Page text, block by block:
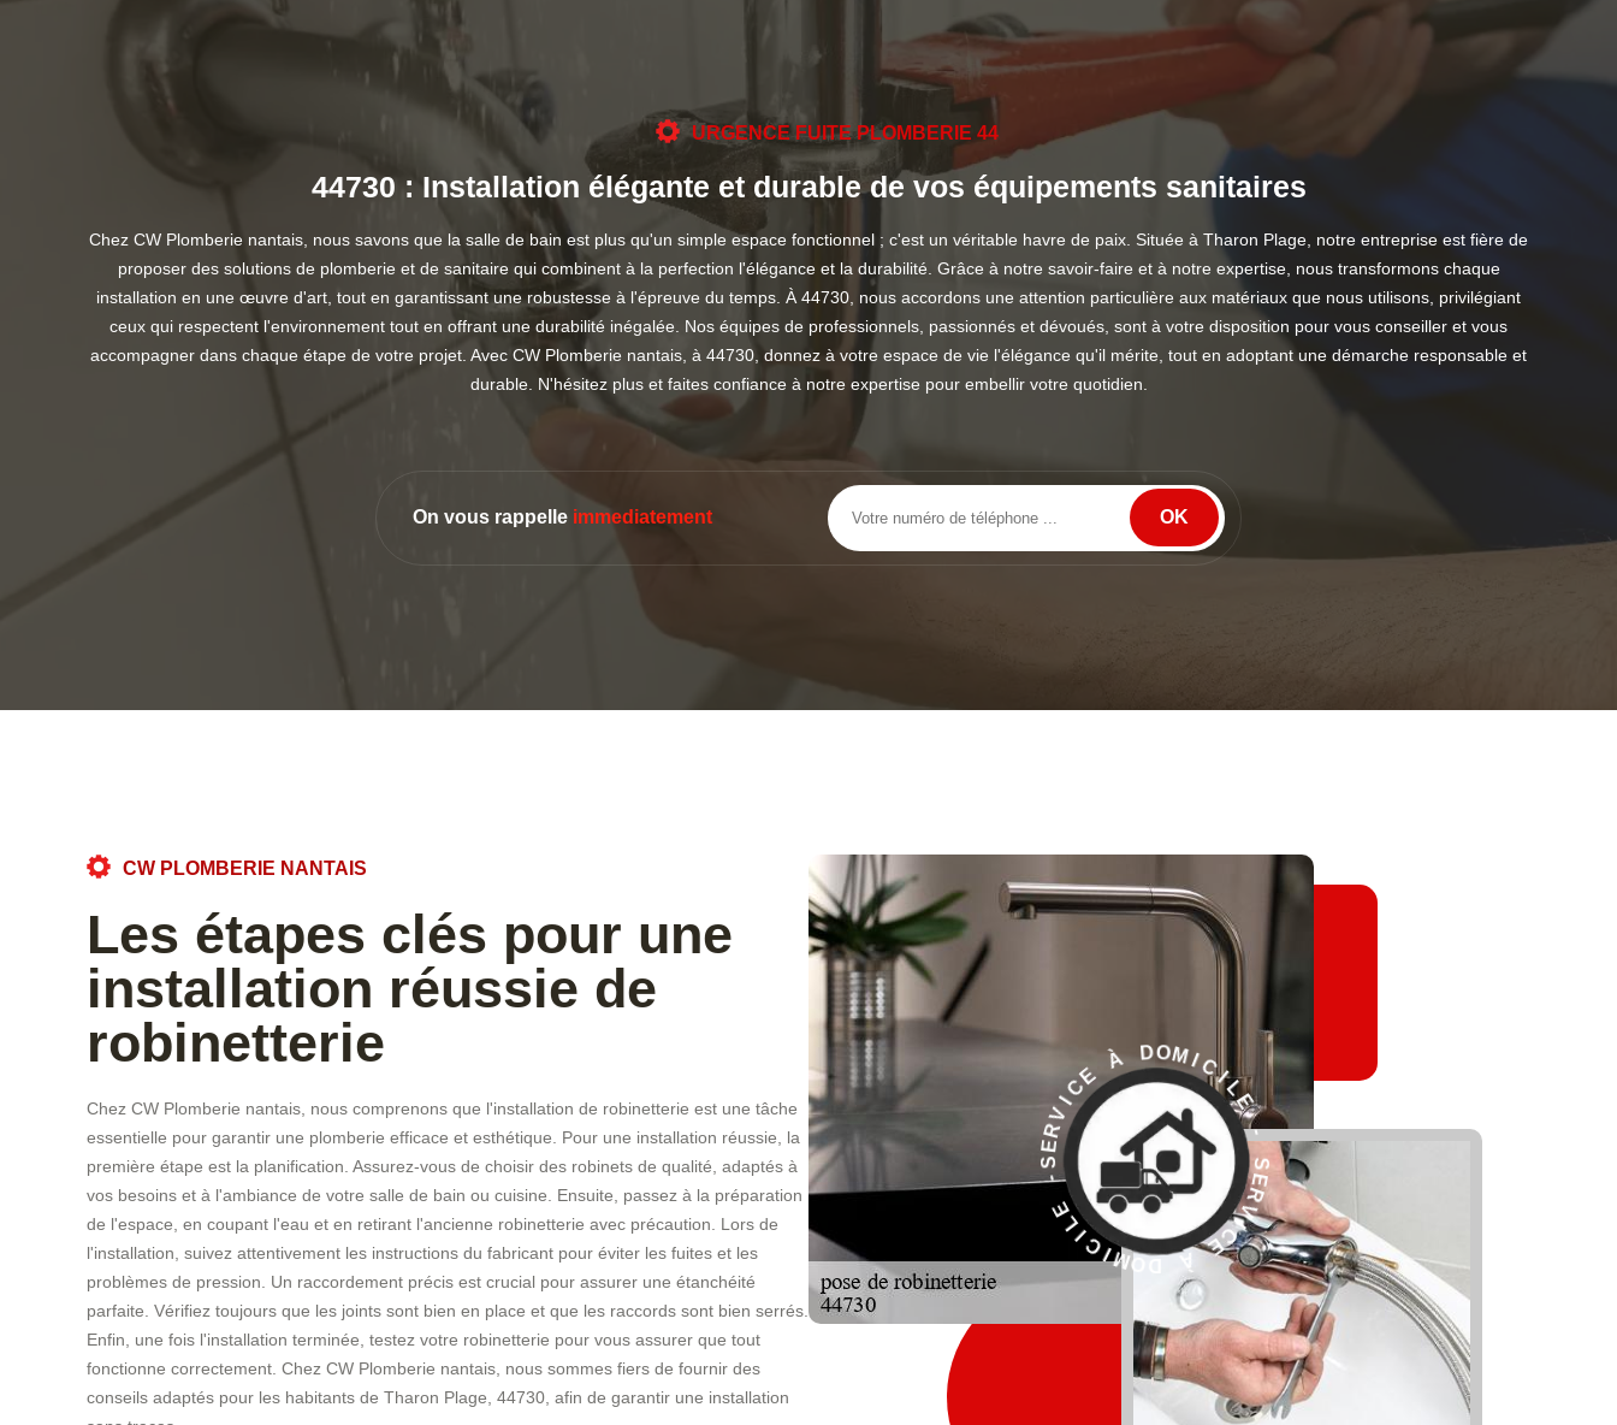
URGENCE FUITE PLOMBERIE 44
44730 : Installation élégante et durable de vos équipements sanitaires
Chez CW Plomberie nantais, nous savons que la salle de bain est plus qu'un simple espace fonctionnel ; c'est un véritable havre de paix. Située à Tharon Plage, notre entreprise est fière de
proposer des solutions de plomberie et de sanitaire qui combinent à la perfection l'élégance et la durabilité. Grâce à notre savoir-faire et à notre expertise, nous transformons chaque
installation en une œuvre d'art, tout en garantissant une robustesse à l'épreuve du temps. À 44730, nous accordons une attention particulière aux matériaux que nous utilisons, privilégiant
ceux qui respectent l'environnement tout en offrant une durabilité inégalée. Nos équipes de professionnels, passionnés et dévoués, sont à votre disposition pour vous conseiller et vous
accompagner dans chaque étape de votre projet. Avec CW Plomberie nantais, à 44730, donnez à votre espace de vie l'élégance qu'il mérite, tout en adoptant une démarche responsable et
durable. N'hésitez plus et faites confiance à notre expertise pour embellir votre quotidien.
On vous rappelle immediatement
CW PLOMBERIE NANTAIS
Les étapes clés pour une
installation réussie de
robinetterie
Chez CW Plomberie nantais, nous comprenons que l'installation de robinetterie est une tâche
essentielle pour garantir une plomberie efficace et esthétique. Pour une installation réussie, la
première étape est la planification. Assurez-vous de choisir des robinets de qualité, adaptés à
vos besoins et à l'ambiance de votre salle de bain ou cuisine. Ensuite, passez à la préparation
de l'espace, en coupant l'eau et en retirant l'ancienne robinetterie avec précaution. Lors de
l'installation, suivez attentivement les instructions du fabricant pour éviter les fuites et les
problèmes de pression. Un raccordement précis est crucial pour assurer une étanchéité
parfaite. Vérifiez toujours que les joints sont bien en place et que les raccords sont bien serrés.
Enfin, une fois l'installation terminée, testez votre robinetterie pour vous assurer que tout
fonctionne correctement. Chez CW Plomberie nantais, nous sommes fiers de fournir des
conseils adaptés pour les habitants de Tharon Plage, 44730, afin de garantir une installation
S
E
R
V
I
C
E
À
DO
M IC I LE -
S
E
R
V
I
C
E
À
D
O
M
I
C
E
-